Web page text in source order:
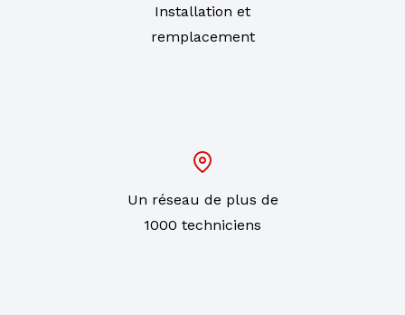
Installation et
remplacement
Un réseau de plus de
1000 techniciens